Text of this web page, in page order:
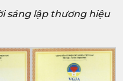
sáng lập thương hiệu